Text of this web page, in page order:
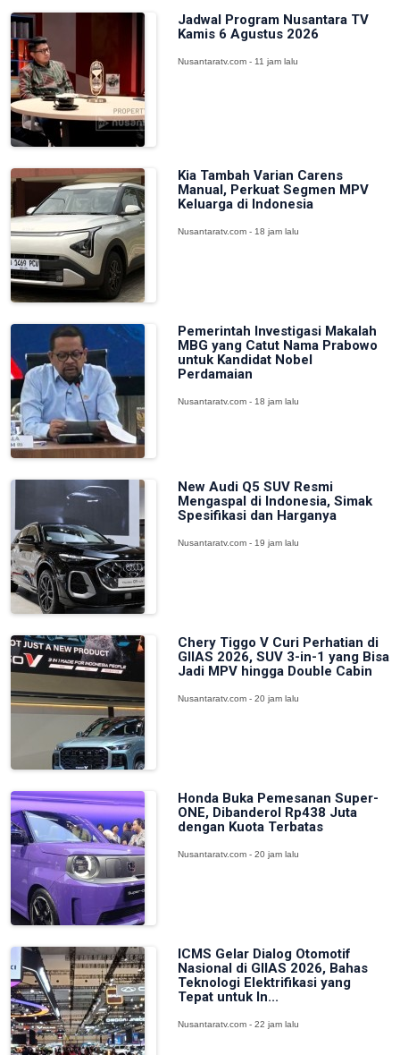
Jadwal Program Nusantara TV
Kamis 6 Agustus 2026
Nusantaratv.com - 11 jam lalu
Kia Tambah Varian Carens
Manual, Perkuat Segmen MPV
Keluarga di Indonesia
Nusantaratv.com - 18 jam lalu
Pemerintah Investigasi Makalah
MBG yang Catut Nama Prabowo
untuk Kandidat Nobel
Perdamaian
Nusantaratv.com - 18 jam lalu
New Audi Q5 SUV Resmi
Mengaspal di Indonesia, Simak
Spesifikasi dan Harganya
Nusantaratv.com - 19 jam lalu
Chery Tiggo V Curi Perhatian di
GIIAS 2026, SUV 3-in-1 yang Bisa
Jadi MPV hingga Double Cabin
Nusantaratv.com - 20 jam lalu
Honda Buka Pemesanan Super-
ONE, Dibanderol Rp438 Juta
dengan Kuota Terbatas
Nusantaratv.com - 20 jam lalu
ICMS Gelar Dialog Otomotif
Nasional di GIIAS 2026, Bahas
Teknologi Elektrifikasi yang
Tepat untuk In...
Nusantaratv.com - 22 jam lalu